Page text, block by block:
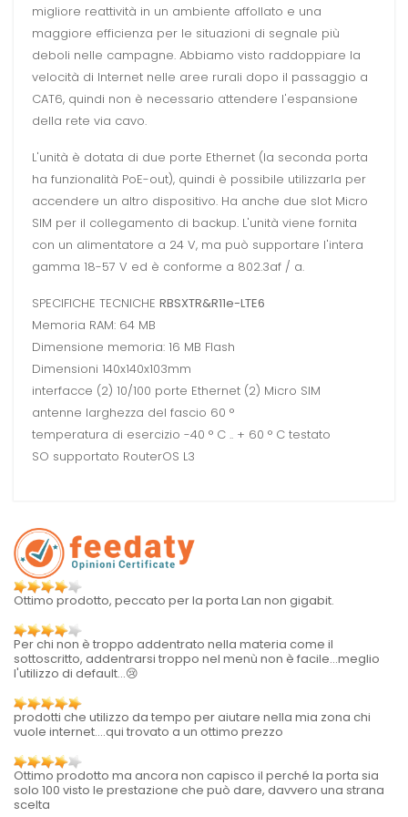
migliore reattività in un ambiente affollato e una
maggiore efficienza per le situazioni di segnale più
deboli nelle campagne. Abbiamo visto raddoppiare la
velocità di Internet nelle aree rurali dopo il passaggio a
CAT6, quindi non è necessario attendere l'espansione
della rete via cavo.
L'unità è dotata di due porte Ethernet (la seconda porta
ha funzionalità PoE-out), quindi è possibile utilizzarla per
accendere un altro dispositivo. Ha anche due slot Micro
SIM per il collegamento di backup. L'unità viene fornita
con un alimentatore a 24 V, ma può supportare l'intera
gamma 18-57 V ed è conforme a 802.3af / a.
SPECIFICHE TECNICHE RBSXTR&R11e-LTE6
Memoria RAM: 64 MB
Dimensione memoria: 16 MB Flash
Dimensioni 140x140x103mm
interfacce (2) 10/100 porte Ethernet (2) Micro SIM
antenne larghezza del fascio 60 °
temperatura di esercizio -40 ° C .. + 60 ° C testato
SO supportato RouterOS L3
Ottimo prodotto, peccato per la porta Lan non gigabit.
Per chi non è troppo addentrato nella materia come il
sottoscritto, addentrarsi troppo nel menù non è facile...meglio
l'utilizzo di default...😢
prodotti che utilizzo da tempo per aiutare nella mia zona chi
vuole internet....qui trovato a un ottimo prezzo
Ottimo prodotto ma ancora non capisco il perché la porta sia
solo 100 visto le prestazione che può dare, davvero una strana
scelta